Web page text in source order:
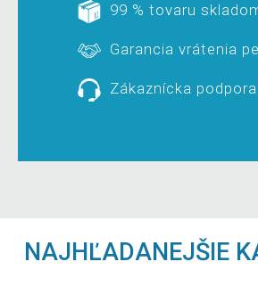
99 % tovaru
Garancia vrátenia
Zákaznícka podpora
NAJHĽADANEJŠIE